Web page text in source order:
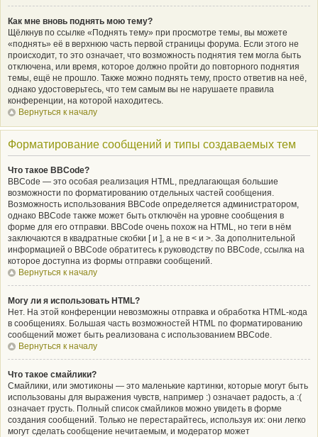
Как мне вновь поднять мою тему?
Щёлкнув по ссылке «Поднять тему» при просмотре темы, вы можете
«поднять» её в верхнюю часть первой страницы форума. Если этого не
происходит, то это означает, что возможность поднятия тем могла быть
отключена, или время, которое должно пройти до повторного поднятия
темы, ещё не прошло. Также можно поднять тему, просто ответив на неё,
однако удостоверьтесь, что тем самым вы не нарушаете правила
конференции, на которой находитесь.
Вернуться к началу
Форматирование сообщений и типы создаваемых тем
Что такое BBCode?
BBCode — это особая реализация HTML, предлагающая большие
возможности по форматированию отдельных частей сообщения.
Возможность использования BBCode определяется администратором,
однако BBCode также может быть отключён на уровне сообщения в
форме для его отправки. BBCode очень похож на HTML, но теги в нём
заключаются в квадратные скобки [ и ], а не в < и >. За дополнительной
информацией о BBCode обратитесь к руководству по BBCode, ссылка на
которое доступна из формы отправки сообщений.
Вернуться к началу
Могу ли я использовать HTML?
Нет. На этой конференции невозможны отправка и обработка HTML-кода
в сообщениях. Большая часть возможностей HTML по форматированию
сообщений может быть реализована с использованием BBCode.
Вернуться к началу
Что такое смайлики?
Смайлики, или эмотиконы — это маленькие картинки, которые могут быть
использованы для выражения чувств, например :) означает радость, а :(
означает грусть. Полный список смайликов можно увидеть в форме
создания сообщений. Только не перестарайтесь, используя их: они легко
могут сделать сообщение нечитаемым, и модератор может